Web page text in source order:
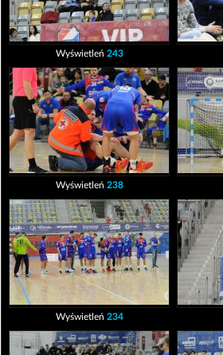
Wyświetleń 243
Wyświetleń 238
Wyświetleń 234